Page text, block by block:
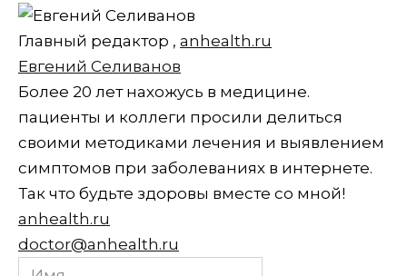
Главный редактор , anhealth.ru
Евгений Селиванов
Более 20 лет нахожусь в медицине.
пациенты и коллеги просили делиться
своими методиками лечения и выявлением
симптомов при заболеваниях в интернете.
Так что будьте здоровы вместе со мной!
anhealth.ru
doctor@anhealth.ru